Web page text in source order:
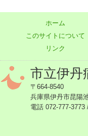
ホーム
このサイトについて
リンク
市立伊丹
〒664-8540
兵庫県伊丹市昆陽
電話 072-777-3773